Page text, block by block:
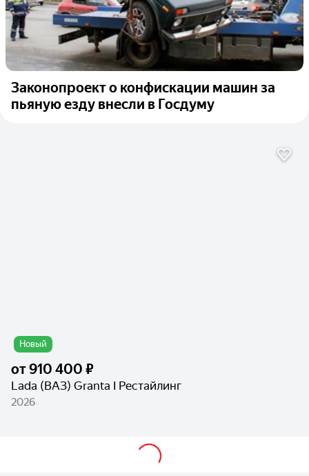
Законопроект о конфискации машин за
пьяную езду внесли в Госдуму
Новый
от910 400 ₽
Lada (ВАЗ) Granta I Рестайлинг
2026